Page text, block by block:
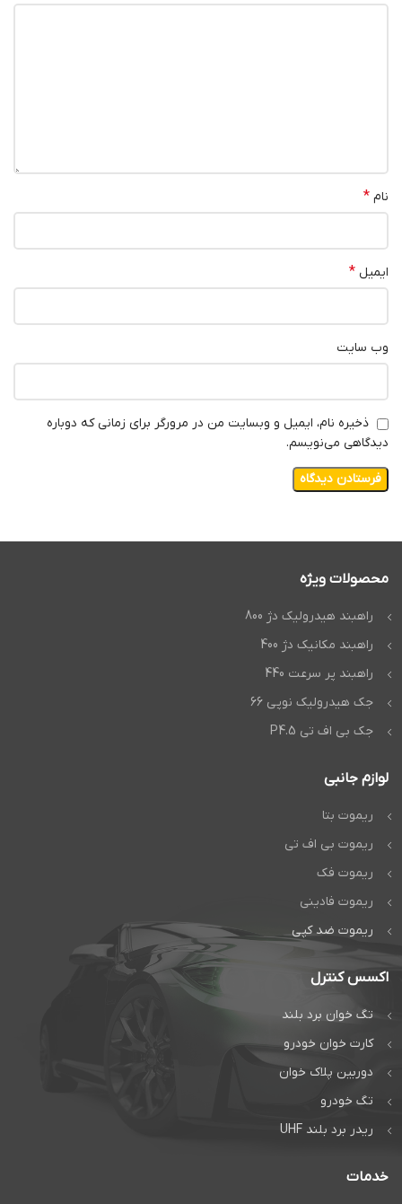
نام *
ایمیل *
وب‌ سایت
ذخیره نام، ایمیل و وبسایت من در مرورگر برای زمانی که دوباره
دیدگاهی می‌نویسم.
محصولات ویژه
راهبند هیدرولیک دژ 800
راهبند مکانیک دژ 400
راهبند پر سرعت 440
جک هیدرولیک نوپی 66
جک بی اف تی P4.5
لوازم جانبی
ریموت بتا
ریموت بی اف تی
ریموت فک
ریموت فادینی
ریموت ضد کپی
اکسس کنترل
تگ خوان برد بلند
کارت خوان خودرو
دوربین پلاک خوان
تگ خودرو
ریدر برد بلند UHF
خدمات